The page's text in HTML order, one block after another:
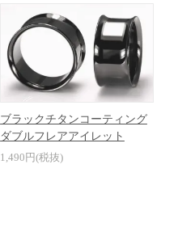
ブラックチタンコーティング
ダブルフレアアイレット
1,490円(税抜)